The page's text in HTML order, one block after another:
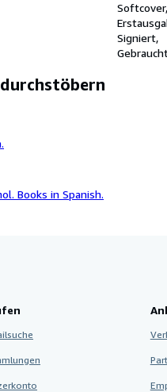
Softcover
Signiert
Books in Spanish.